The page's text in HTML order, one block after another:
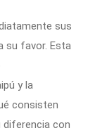
sus
su favor. Esta
y la
consisten
diferencia con